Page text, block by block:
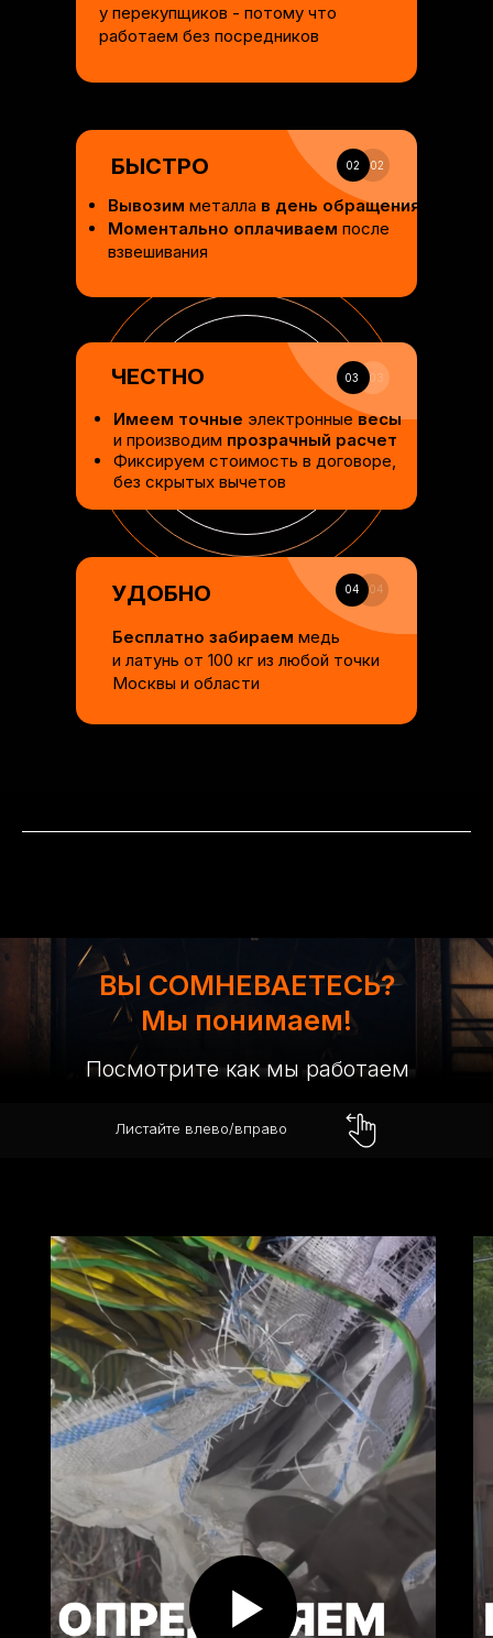
ЧЕСТНО
Имеем точные электронные весы
и производим прозрачный расчет
Фиксируем стоимость в договоре,
без скрытых вычетов
03
03
УДОБНО 04
04
Бесплатно забираем медь
и латунь от 100 кг из любой точки
Москвы и области
БЫСТРО
Вывозим металла в день обращения
Моментально оплачиваем после
взвешивания
02
02
у перекупщиков - потому что
работаем без посредников
Посмотрите как мы работаем
ВЫ СОМНЕВАЕТЕСЬ?
Мы понимаем!
Листайте влево/вправо